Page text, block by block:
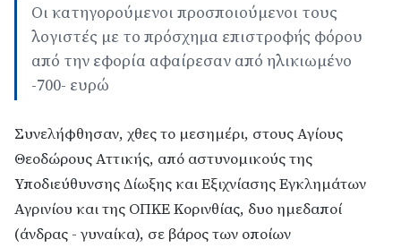
Οι κατηγορούμενοι προσποιούμενοι τους
λογιστές με το πρόσχημα επιστροφής φόρου
από την εφορία αφαίρεσαν από ηλικιωμένο
-700- ευρώ
Συνελήφθησαν, χθες το μεσημέρι, στους Αγίους
Θεοδώρους Αττικής, από αστυνομικούς της
Υποδιεύθυνσης Δίωξης και Εξιχνίασης Εγκλημάτων
Αγρινίου και της ΟΠΚΕ Κορινθίας, δυο ημεδαποί
(άνδρας - γυναίκα), σε βάρος των οποίων